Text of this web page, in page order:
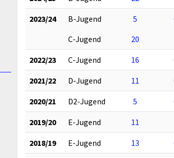
2023/24 B-Jugend 5
C-Jugend
20
2022/23 C-Jugend 16
2021/22 D-Jugend 11
2020/21 D2-Jugend 5
2019/20 E-Jugend 11
2018/19 E-Jugend 13